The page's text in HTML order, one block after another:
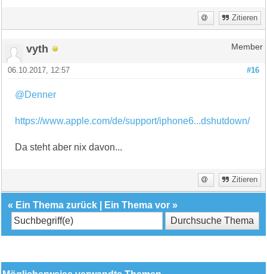
Zitieren
vyth Member
#16
06.10.2017, 12:57
@Denner
https://www.apple.com/de/support/iphone6...dshutdown/
Da steht aber nix davon...
Zitieren
« Ein Thema zurück Ein Thema vor »